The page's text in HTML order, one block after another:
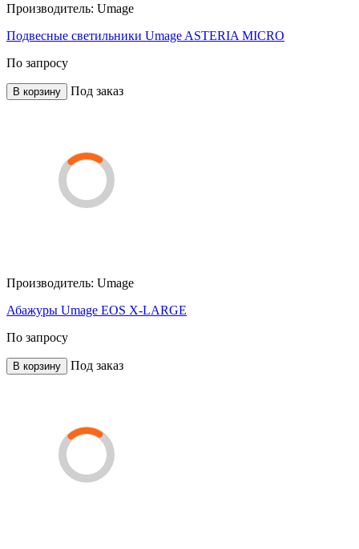
Производитель: Umage
Подвесные светильники Umage ASTERIA MICRO
По запросу
В корзину Под заказ
Производитель: Umage
Абажуры Umage EOS X-LARGE
По запросу
В корзину Под заказ